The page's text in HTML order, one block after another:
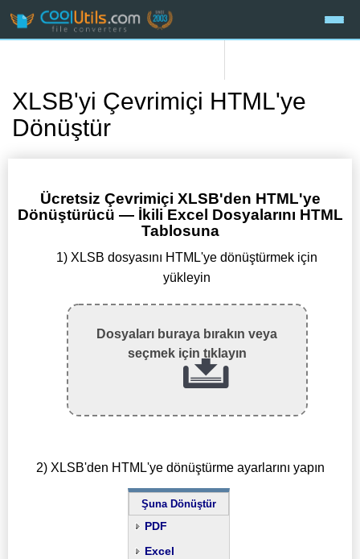
XLSB'yi Çevrimiçi HTML'ye
Dönüştür
Ücretsiz Çevrimiçi XLSB'den HTML'ye
Dönüştürücü — İkili Excel Dosyalarını HTML
Tablosuna
1) XLSB dosyasını HTML'ye dönüştürmek için
yükleyin
Dosyaları buraya bırakın veya
seçmek için tıklayın
2) XLSB'den HTML'ye dönüştürme ayarlarını yapın
Şuna Dönüştür
PDF
Excel